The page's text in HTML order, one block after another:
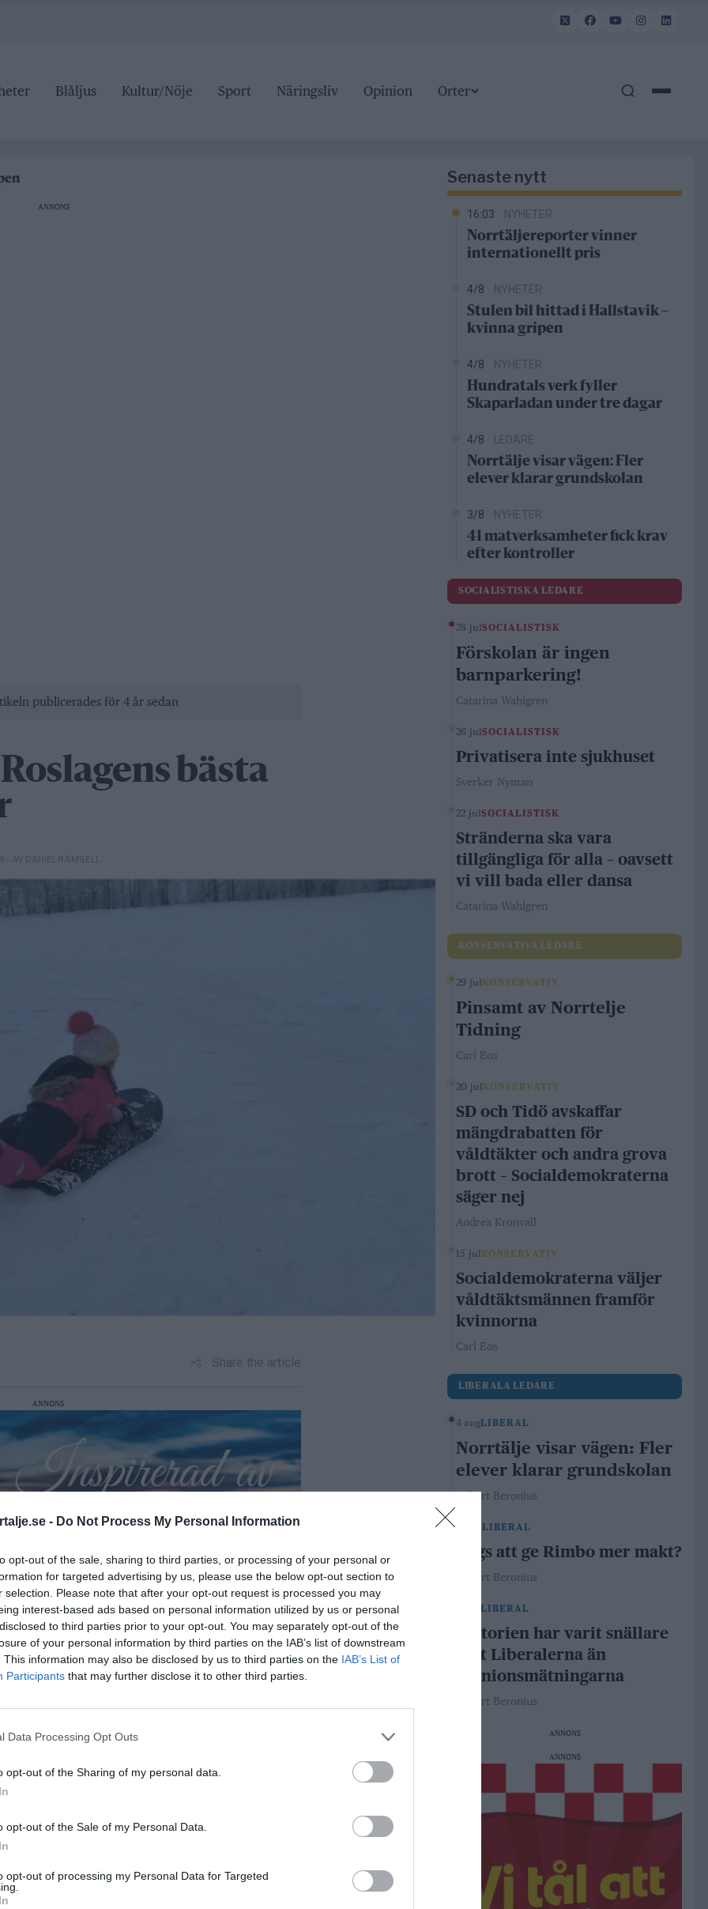
- Do Not Process My Personal Information
opt-out of the sale, sharing to third parties, or processing of your personal or
for targeted advertising by us, please use the below opt-out section to
selection. Please note that after your opt-out request is processed you may
interest-based ads based on personal information utilized by us or personal
to third parties prior to your opt-out. You may separately opt-out of the
of your personal information by third parties on the IAB’s list of downstream
This information may also be disclosed by us to third parties on the IAB’s List of
Participants that may further disclose it to other third parties.
Data Processing Opt Outs
opt-out of the Sharing of my personal data.
opt-out of the Sale of my Personal Data.
opt-out of processing my Personal Data for Targeted
Blåljus Kultur/Nöje Sport Näringsliv Opinion Orter
ANNONS
publicerades för 4 år sedan
bästa
– AV DANIEL RÄMSELL
Share the article
ANNONS
många undrar vilka pulkabackar som
är frekvent ställd i facebook-
på nyn?", varför vi gjorde en
listan över de populäraste
Senaste nytt
16:03 NYHETER
Norrtäljereporter vinner
internationellt pris
4/8 NYHETER
Stulen bil hittad i Hallstavik –
kvinna gripen
4/8 NYHETER
Hundratals verk fyller
Skaparladan under tre dagar
4/8 LEDARE
Norrtälje visar vägen: Fler
elever klarar grundskolan
3/8 NYHETER
41 matverksamheter fick krav
efter kontroller
SOCIALISTISKA LEDARE
28 julSOCIALISTISK
Förskolan är ingen
barnparkering!
Catarina Wahlgren
26 julSOCIALISTISK
Privatisera inte sjukhuset
Sverker Nyman
22 julSOCIALISTISK
Stränderna ska vara
tillgängliga för alla – oavsett
vi vill bada eller dansa
Catarina Wahlgren
KONSERVATIVA LEDARE
29 jul KONSERVATIV
Pinsamt av Norrtelje
Tidning
Carl Eos
20 jul KONSERVATIV
SD och Tidö avskaffar
mängdrabatten för
våldtäkter och andra grova
brott – Socialdemokraterna
säger nej
Andrea Kronvall
15 jul KONSERVATIV
Socialdemokraterna väljer
våldtäktsmännen framför
kvinnorna
Carl Eos
LIBERALA LEDARE
4 augLIBERAL
Norrtälje visar vägen: Fler
elever klarar grundskolan
Robert Beronius
29 julLIBERAL
Dags att ge Rimbo mer makt?
Robert Beronius
LIBERAL
Historien har varit snällare
mot Liberalerna än
opinionsmätningarna
Robert Beronius
ANNONS
ANNONS